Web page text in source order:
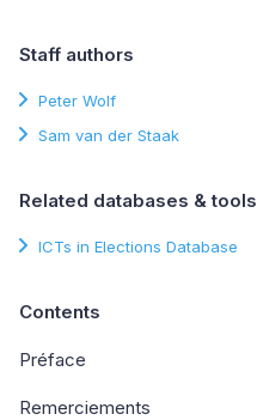
Staff authors
Peter Wolf
Sam van der Staak
Related databases & tools
ICTs in Elections Database
Contents
Préface
Remerciements